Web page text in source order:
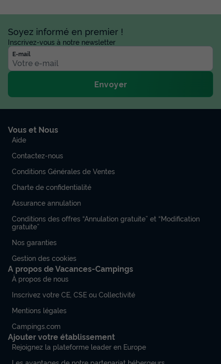
Soyez informé en premier !
Inscrivez-vous à notre newsletter
E-mail
Envoyer
Vous et Nous
Aide
Contactez-nous
Conditions Générales de Ventes
Charte de confidentialité
Assurance annulation
Conditions des offres “Annulation gratuite” et “Modification
gratuite”
Nos garanties
Gestion des cookies
A propos de Vacances-Campings
À propos de nous
Inscrivez votre CE, CSE ou Collectivité
Mentions légales
Campings.com
Ajouter votre établissement
Rejoignez la plateforme leader en Europe
Les avantages de notre partenariat hébergeurs